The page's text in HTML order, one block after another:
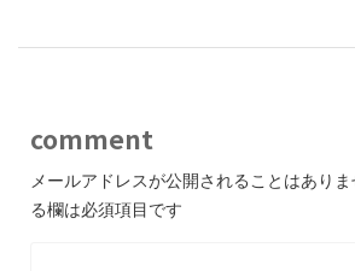
comment
メールアドレスが公開されることはありま
る欄は必須項目です